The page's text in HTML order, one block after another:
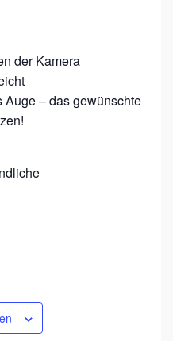
der Kamera
– das gewünschte